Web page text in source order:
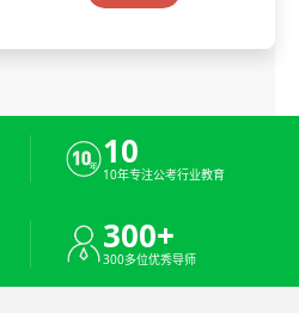
10
10年专注公考行业教育
300+
300多位优秀导师